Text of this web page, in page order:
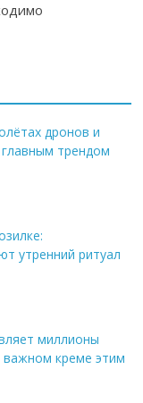
дронов и
трендом
утренний ритуал
миллионы
креме этим